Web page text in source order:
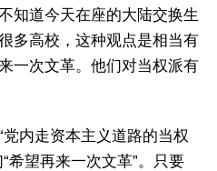
知道今天在座的大陆交换生
多高校，这种观点是相当有
一次文革。他们对当权派有
内走资本主义道路的当权
希望再来一次文革”。只要